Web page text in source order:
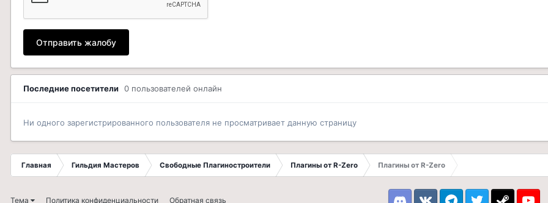
Отправить жалобу
Последние посетители 0 пользователей онлайн
Ни одного зарегистрированного пользователя не просматривает данную страницу
Главная Гильдия Мастеров Свободные Плагиностроители Плагины от R-Zero Плагины от R-Zero
Тема Политика конфиденциальности Обратная связь